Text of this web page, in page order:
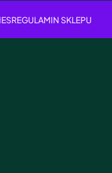
REGULAMIN SKLEPU